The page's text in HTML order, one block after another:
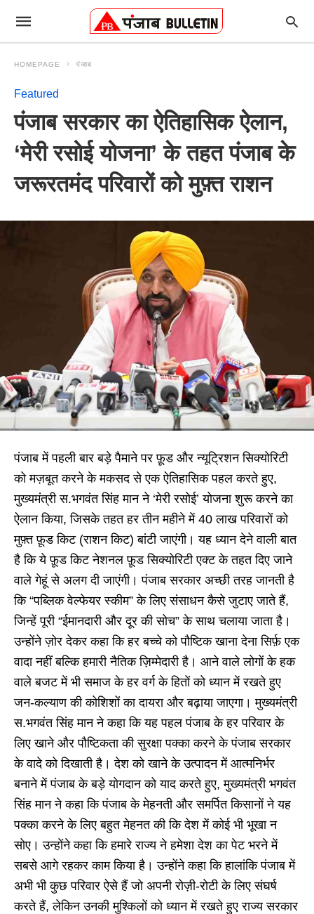
HOMEPAGE पंजाब
Featured
पंजाब सरकार का ऐतिहासिक ऐलान,
‘मेरी रसोई योजना’ के तहत पंजाब के
जरूरतमंद परिवारों को मुफ़्त राशन
पंजाब में पहली बार बड़े पैमाने पर फ़ूड और न्यूट्रिशन सिक्योरिटी
को मज़बूत करने के मकसद से एक ऐतिहासिक पहल करते हुए,
मुख्यमंत्री स.भगवंत सिंह मान ने ‘मेरी रसोई’ योजना शुरू करने का
ऐलान किया, जिसके तहत हर तीन महीने में 40 लाख परिवारों को
मुफ़्त फ़ूड किट (राशन किट) बांटी जाएंगी। यह ध्यान देने वाली बात
है कि ये फ़ूड किट नेशनल फ़ूड सिक्योरिटी एक्ट के तहत दिए जाने
वाले गेहूं से अलग दी जाएंगी। पंजाब सरकार अच्छी तरह जानती है
कि “पब्लिक वेल्फेयर स्कीम” के लिए संसाधन कैसे जुटाए जाते हैं,
जिन्हें पूरी “ईमानदारी और दूर की सोच” के साथ चलाया जाता है।
उन्होंने ज़ोर देकर कहा कि हर बच्चे को पौष्टिक खाना देना सिर्फ़ एक
वादा नहीं बल्कि हमारी नैतिक ज़िम्मेदारी है। आने वाले लोगों के हक
वाले बजट में भी समाज के हर वर्ग के हितों को ध्यान में रखते हुए
जन-कल्याण की कोशिशों का दायरा और बढ़ाया जाएगा। मुख्यमंत्री
स.भगवंत सिंह मान ने कहा कि यह पहल पंजाब के हर परिवार के
लिए खाने और पौष्टिकता की सुरक्षा पक्का करने के पंजाब सरकार
के वादे को दिखाती है। देश को खाने के उत्पादन में आत्मनिर्भर
बनाने में पंजाब के बड़े योगदान को याद करते हुए, मुख्यमंत्री भगवंत
सिंह मान ने कहा कि पंजाब के मेहनती और समर्पित किसानों ने यह
पक्का करने के लिए बहुत मेहनत की कि देश में कोई भी भूखा न
सोए। उन्होंने कहा कि हमारे राज्य ने हमेशा देश का पेट भरने में
सबसे आगे रहकर काम किया है। उन्होंने कहा कि हालांकि पंजाब में
अभी भी कुछ परिवार ऐसे हैं जो अपनी रोज़ी-रोटी के लिए संघर्ष
करते हैं, लेकिन उनकी मुश्किलों को ध्यान में रखते हुए राज्य सरकार